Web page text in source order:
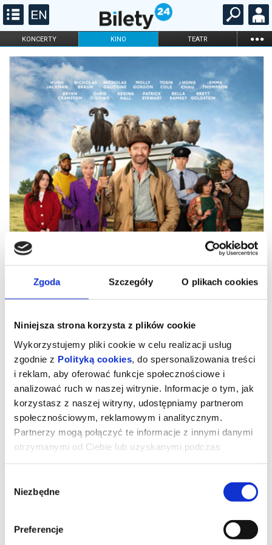
Zgoda Szczegóły O plikach cookies
Niniejsza strona korzysta z plików cookie
Wykorzystujemy pliki cookie w celu realizacji usług
zgodnie z Polityką cookies , do spersonalizowania treści
i reklam, aby oferować funkcje społecznościowe i
analizować ruch w naszej witrynie. Informacje o tym, jak
korzystasz z naszej witryny, udostępniamy partnerom
społecznościowym, reklamowym i analitycznym.
Partnerzy mogą połączyć te informacje z innymi danymi
otrzymanymi od Ciebie lub uzyskanymi podczas
zgody
Niezbędne
Preferencje
KONCERTY KINO TEATR ...
FILHARMONIA OPERA I BALET
DLA DZIECI
KARNETY
Sprawiedliwość owiec
George Hardy (Hugh Jackman) to pasterz, który kocha swoje owce
i hoduje je wyłącznie dla wełny. Każdej nocy czyta im na głos
Kiedy George zostaje znaleziony martwy w tajemniczych